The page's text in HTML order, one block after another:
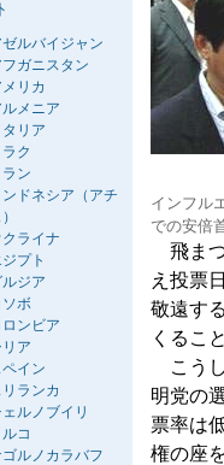
インフル
での安倍
飛まつ
え投票
敬遠す
くるこ
こうし
明党の
票率は
権の座
ゼルバイジャン
フガニスタン
メリカ
ルメニア
タリア
ク
ラン
ンドネシア（アチ
クライナ
プト
ルジア
ソボ
ロンビア
リア
ペイン
リランカ
ルノブイリ
ルコ
ルノカラバフ